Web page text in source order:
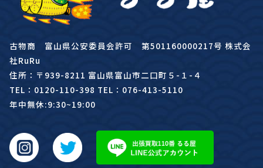
古物商 富山県公安委員会許可 第501160000217号 株式会
社RuRu
住所：〒939-8211 富山県富山市二口町５-１-４
TEL：0120-110-398 TEL：076-413-5110
年中無休:9:30~19:00